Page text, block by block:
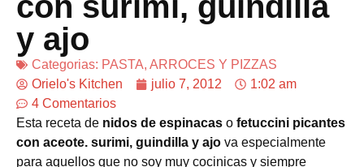
y ajo
Categorias: PASTA, ARROCES Y PIZZAS
Orielo's Kitchen
julio 7, 2012
1:02 am
4 Comentarios
Esta receta de nidos de espinacas o fetuccini picantes
con aceote. surimi, guindilla y ajo va especialmente
para aquellos que no soy muy cocinicas y siempre